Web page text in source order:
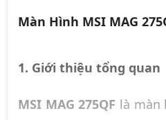
Màn Hình MSI MAG
1. Giới thiệu tổng quan
MSI MAG 275QF là